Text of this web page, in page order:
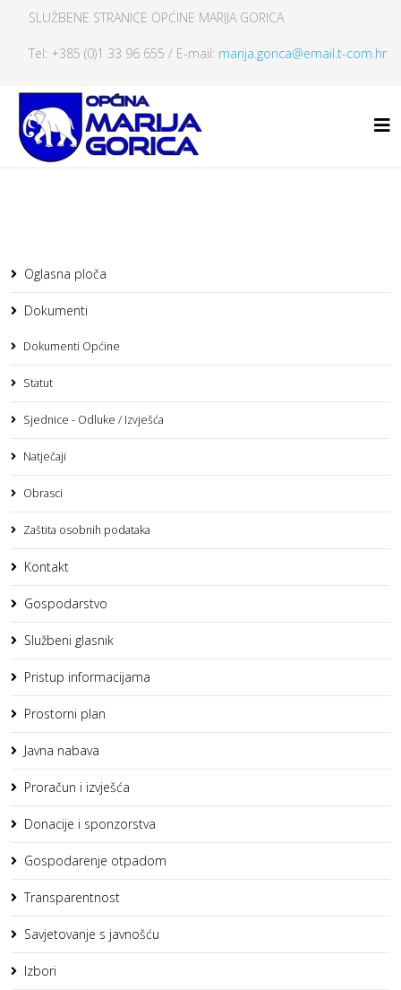
SLUŽBENE STRANICE OPĆINE MARIJA GORICA
Tel: +385 (0)1 33 96 655 / E-mail: marija.gorica@email.t-com.hr
Oglasna ploča
Dokumenti
Dokumenti Općine
Statut
Sjednice - Odluke / Izvješća
Natječaji
Obrasci
Zaštita osobnih podataka
Kontakt
Gospodarstvo
Službeni glasnik
Pristup informacijama
Prostorni plan
Javna nabava
Proračun i izvješća
Donacije i sponzorstva
Gospodarenje otpadom
Transparentnost
Savjetovanje s javnošću
Izbori